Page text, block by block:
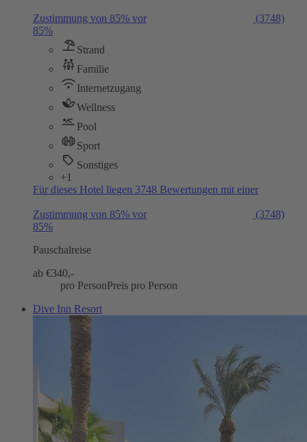
Zustimmung von 85% vor
(3748)
85%
Strand
Familie
Internetzugang
Wellness
Pool
Sport
Sonstiges
+1
Für dieses Hotel liegen 3748 Bewertungen mit einer
Zustimmung von 85% vor
(3748)
85%
Pauschalreise
ab €340,-
pro PersonPreis pro Person
Dive Inn Resort